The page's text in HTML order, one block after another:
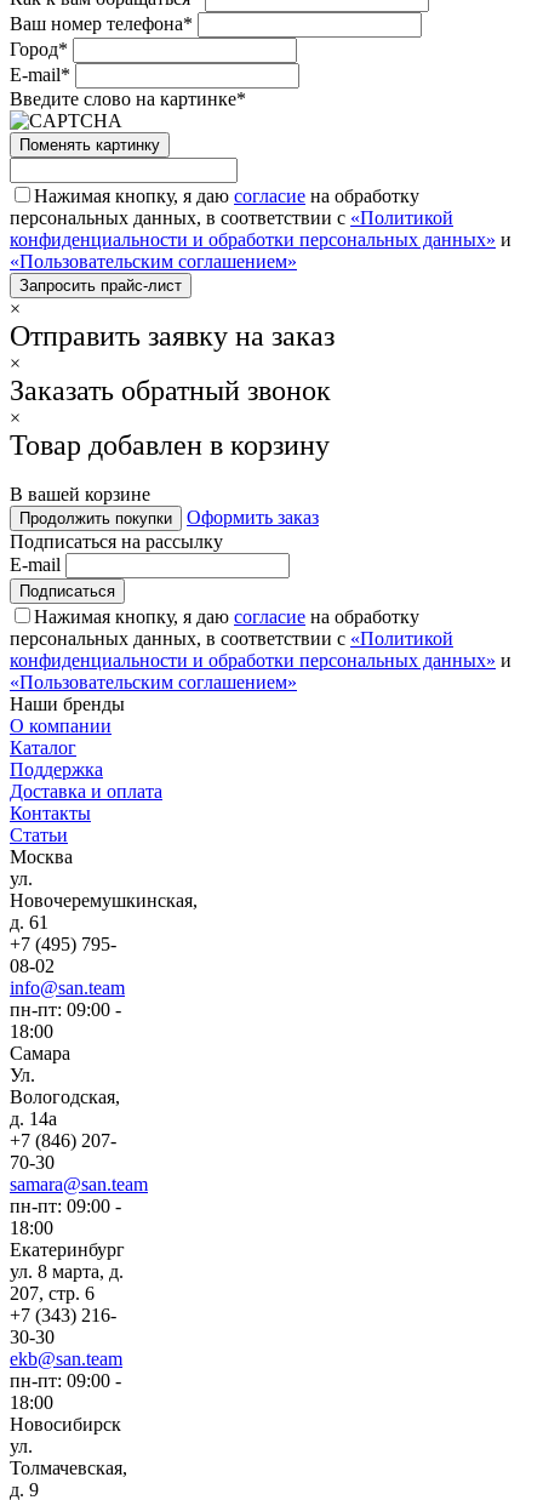
Ваш номер телефона*
Город*
E-mail*
Введите слово на картинке*
Поменять картинку
Нажимая кнопку, я даю согласие на обработку
персональных данных, в соответствии с «Политикой
конфиденциальности и обработки персональных данных» и
«Пользовательским соглашением»
×
Отправить заявку на заказ
×
Заказать обратный звонок
×
Товар добавлен в корзину
В вашей корзине
Продолжить покупки
Оформить заказ
Подписаться на рассылку
E-mail
Нажимая кнопку, я даю согласие на обработку
персональных данных, в соответствии с «Политикой
конфиденциальности и обработки персональных данных» и
«Пользовательским соглашением»
Наши бренды
О компании
Каталог
Поддержка
Доставка и оплата
Контакты
Статьи
Москва
ул.
Новочеремушкинская,
д. 61
+7 (495) 795-
08-02
info@san.team
пн-пт: 09:00 -
18:00
Самара
Ул.
Вологодская,
д. 14а
+7 (846) 207-
70-30
samara@san.team
пн-пт: 09:00 -
18:00
Екатеринбург
ул. 8 марта, д.
207, стр. 6
+7 (343) 216-
30-30
ekb@san.team
пн-пт: 09:00 -
18:00
Новосибирск
ул.
Толмачевская,
д. 9